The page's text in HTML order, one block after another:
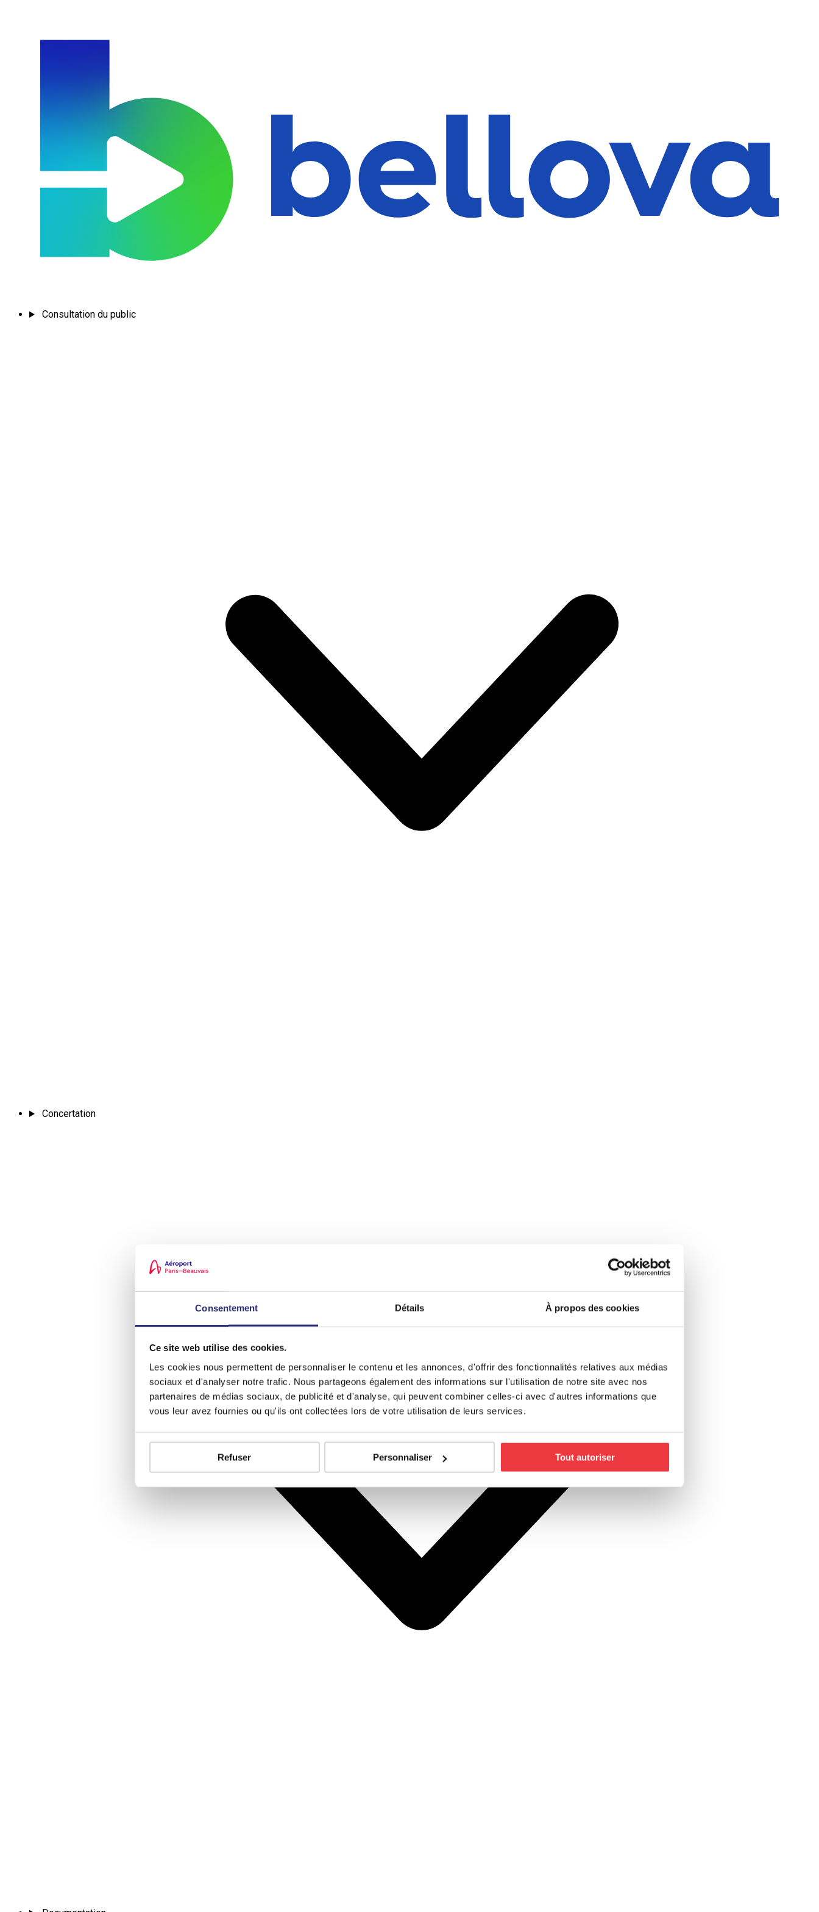
Consentement Détails À propos des cookies
Ce site web utilise des cookies.
Les cookies nous permettent de personnaliser le contenu et les annonces, d'offrir des fonctionnalités relatives aux médias
sociaux et d'analyser notre trafic. Nous partageons également des informations sur l'utilisation de notre site avec nos
partenaires de médias sociaux, de publicité et d'analyse, qui peuvent combiner celles-ci avec d'autres informations que
vous leur avez fournies ou qu'ils ont collectées lors de votre utilisation de leurs services.
Refuser Personnaliser Tout autoriser
Consultation du public
Concertation